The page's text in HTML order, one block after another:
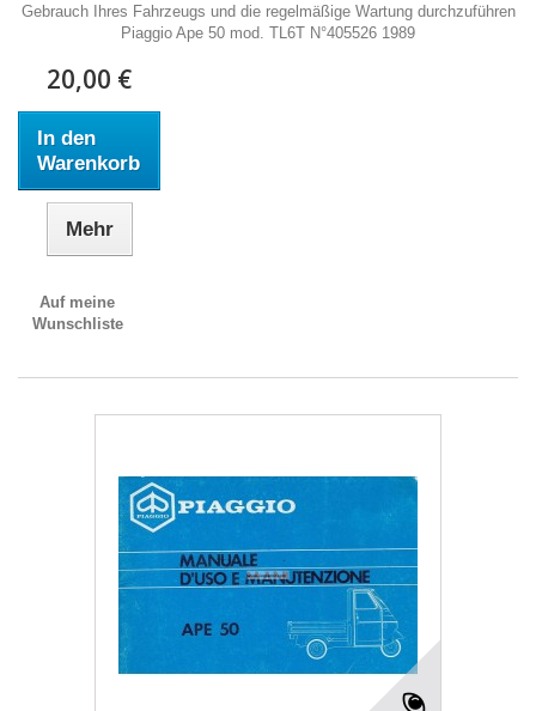
Gebrauch Ihres Fahrzeugs und die regelmäßige Wartung durchzuführen
Piaggio Ape 50 mod. TL6T N°405526 1989
20,00 €
In den
Warenkorb
Mehr
Auf meine
Wunschliste